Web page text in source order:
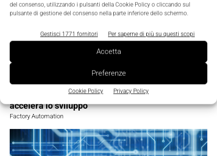
del consenso, utilizzando i pulsanti della Cookie Policy o cliccando sul
pulsante di gestione del consenso nella parte inferiore dello schermo.
Gestisci 1771 fornitori Per saperne di più su questi scopi
Accetta
Preferenze
Cookie Policy Privacy Policy
Robotica autonoma: una piattaforma aperta
accelera lo sviluppo
Factory Automation